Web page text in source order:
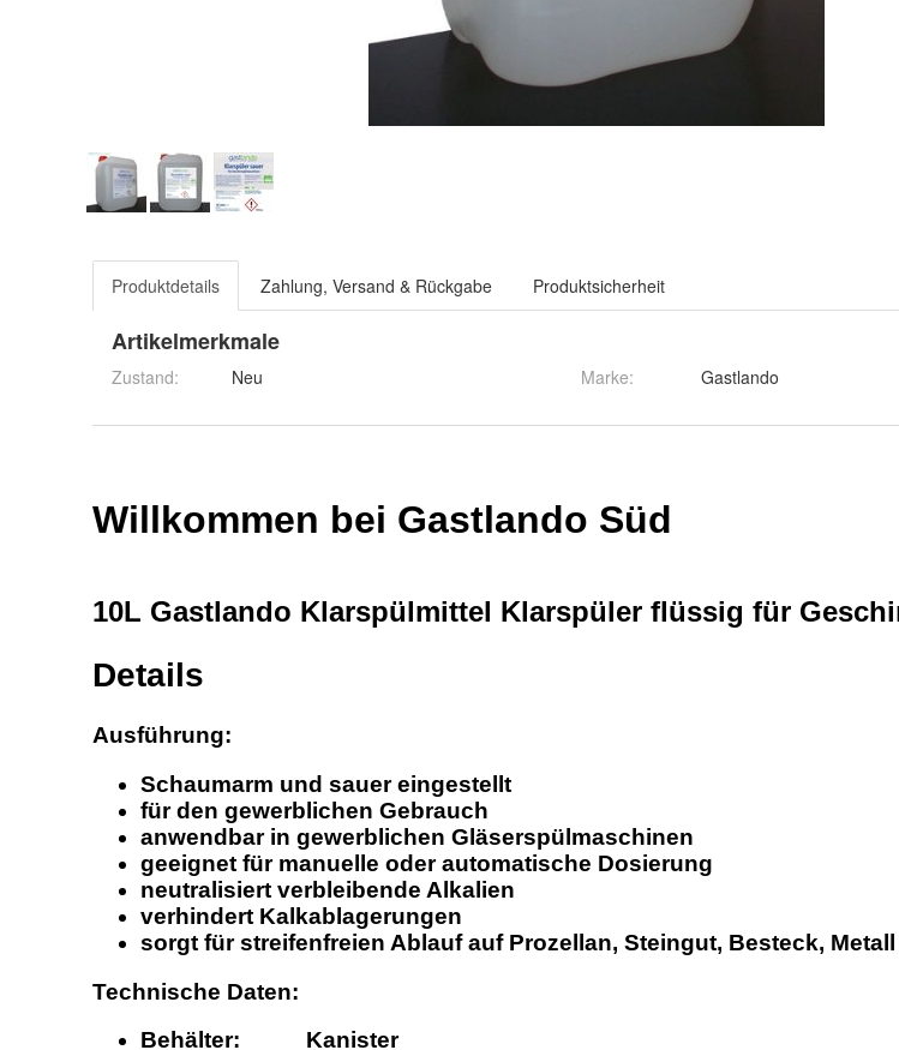
Produktdetails Zahlung, Versand & Rückgabe Produktsicherheit
Artikelmerkmale
Zustand: Neu Marke: Gastlando